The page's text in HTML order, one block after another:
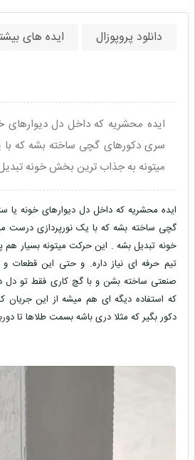
دانلود پروپوزال ایده های
ایده محشریه که داخل دل
سری دکورهای گچی ساخته بشه که
میتونه به جذاب ترین بخش خونه
ایده محشریه که داخل دل دیوارهای خونه
گچی ساخته بشه که با یک نورپردازی درست
خونه تبدیل بشه . این حرکت میتونه بسیار هم
تیم حرفه ای نیاز داره. و حتی این قطعات
صنعتی ساخته بشن و با گچ کاری فقط تو دل
که استفاده دیگه ای هم میشه از این جریان
دکور بگیر که مثلا دری باشه بسمت طلاها تا